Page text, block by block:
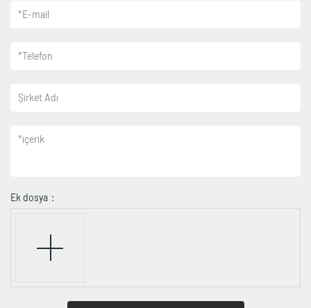
*E-mail
*Telefon
Şirket Adı
*içerik
Ek dosya：